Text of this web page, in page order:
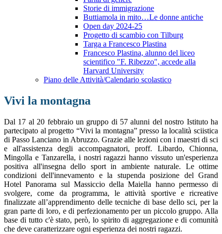
Storie di immigrazione
Buttiamola in mito…Le donne antiche
Open day 2024-25
Progetto di scambio con Tilburg
Targa a Francesco Plastina
Francesco Plastina, alunno del liceo
scientifico "F. Ribezzo", accede alla
Harvard University
Piano delle Attività/Calendario scolastico
Vivi la montagna
Dal 17 al 20 febbraio un gruppo di 57 alunni del nostro Istituto ha
partecipato al progetto “Vivi la montagna” presso la località sciistica
di Passo Lanciano in Abruzzo. Grazie alle lezioni con i maestri di sci
e all'assistenza degli accompagnatori, proff. Libardo, Chionna,
Mingolla e Tanzarella, i nostri ragazzi hanno vissuto un'esperienza
positiva all'insegna dello sport in ambiente naturale. Le ottime
condizioni dell'innevamento e la stupenda posizione del Grand
Hotel Panorama sul Massiccio della Maiella hanno permesso di
svolgere, come da programma, le attività sportive e ricreative
finalizzate all’apprendimento delle tecniche di base dello sci, per la
gran parte di loro, e di perfezionamento per un piccolo gruppo. Alla
base di tutto c'è stato, però, lo spirito di aggregazione e di comunità
che deve caratterizzare ogni esperienza dei nostri ragazzi.